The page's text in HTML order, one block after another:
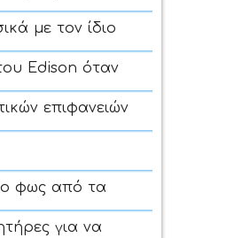
με τον ίδιο
Edison όταν
επιφανειών
φως από τα
για να